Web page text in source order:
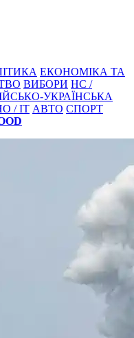
ЕКОНОМІКА ТА
ВИБОРИ НС /
УКРАЇНСЬКА
/ IT АВТО СПОРТ